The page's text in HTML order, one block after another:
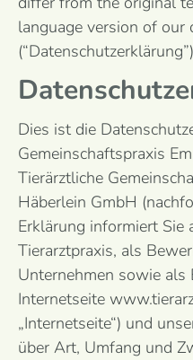
language version of
Dies ist die
Gemeinschaftspraxis
Tierärztliche
Häberlein GmbH
Erklärung informiert Sie
Tierarztpraxis, als
Unternehmen sowie als
Internetseite
„Internetseite“) und
über Art, Umfang und